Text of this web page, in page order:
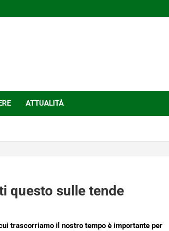
ATTUALITÀ
questo sulle tende
trascorriamo il nostro tempo è importante per